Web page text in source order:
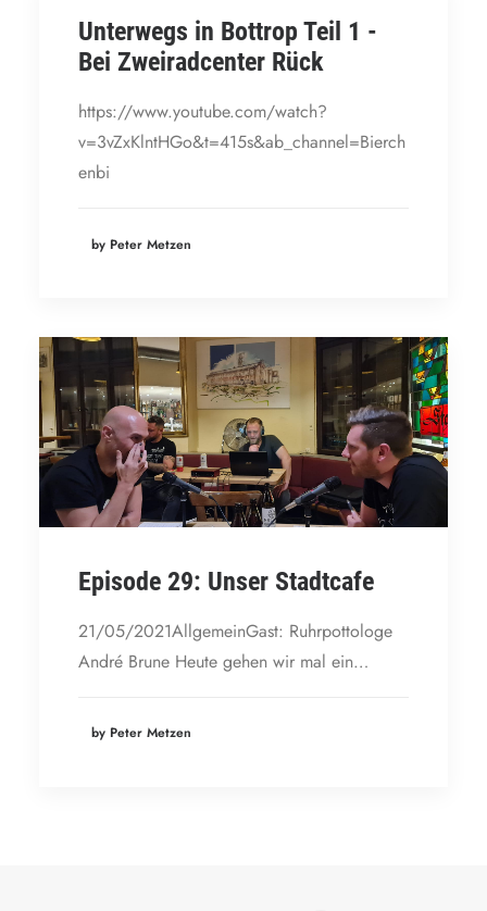
Unterwegs in Bottrop Teil 1 -
Bei Zweiradcenter Rück
https://www.youtube.com/watch?
v=3vZxKlntHGo&t=415s&ab_channel=Bierch
enbi
by Peter Metzen
Episode 29: Unser Stadtcafe
21/05/2021AllgemeinGast: Ruhrpottologe
André Brune Heute gehen wir mal ein…
by Peter Metzen